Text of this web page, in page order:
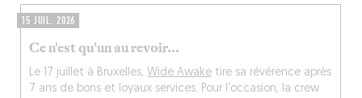
15 JUIL. 2026
Ce n'est qu'un au revoir...
Le 17 juillet à Bruxelles, Wide Awaketire sa révérence après
7 ans de bons et loyaux services. Pour l'occasion, la crew